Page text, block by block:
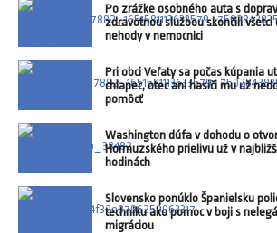
Po zrážke osobného auta s
zdravotnou službou skončili všetci
nehody v nemocnici
Pri obci Veľaty sa počas kúpania
chlapec, otec ani hasiči mu už
pomôcť
Washington dúfa v dohodu o
Hormuzského prielivu už v
hodinách
Slovensko ponúklo Španielsku
techniku ako pomoc v boji s
migráciou